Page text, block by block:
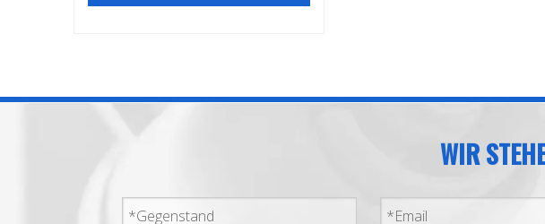
WIR